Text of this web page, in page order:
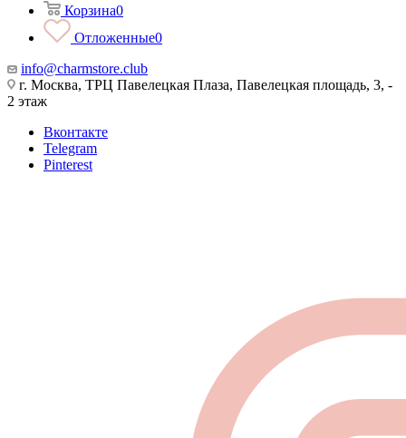
Корзина0
Отложенные0
info@charmstore.club
г. Москва, ТРЦ Павелецкая Плаза, Павелецкая площадь, 3, -
2 этаж
Вконтакте
Telegram
Pinterest